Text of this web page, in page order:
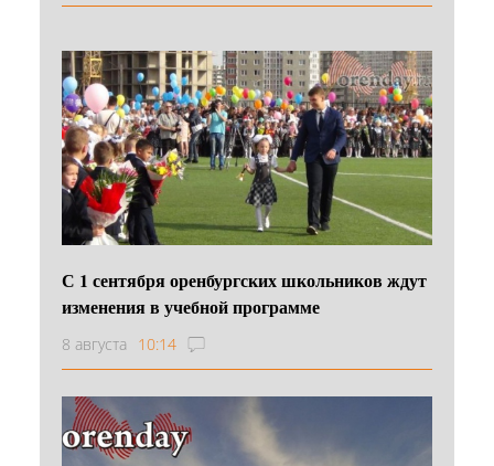
С 1 сентября оренбургских школьников ждут
изменения в учебной программе
8 августа 10:14